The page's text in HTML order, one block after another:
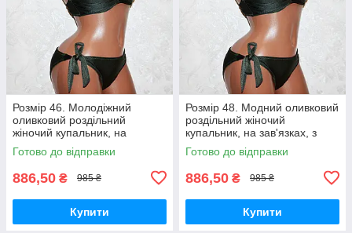
Розмір 46. Молодіжний
оливковий роздільний
жіночий купальник, на
зав'язках, з пушапом
Готово до відправки
886,50 ₴ 985 ₴
Купити
Розмір 48. Модний оливковий
роздільний жіночий
купальник, на зав'язках, з
пуш-ап
Готово до відправки
886,50 ₴ 985 ₴
Купити